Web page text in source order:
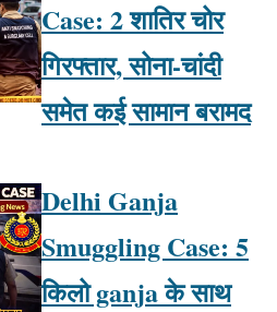
Case: 2 शातिर चोर
गिरफ्तार, सोना-चांदी
समेत कई सामान बरामद
Delhi Ganja
Smuggling Case: 5
किलो ganja के साथ